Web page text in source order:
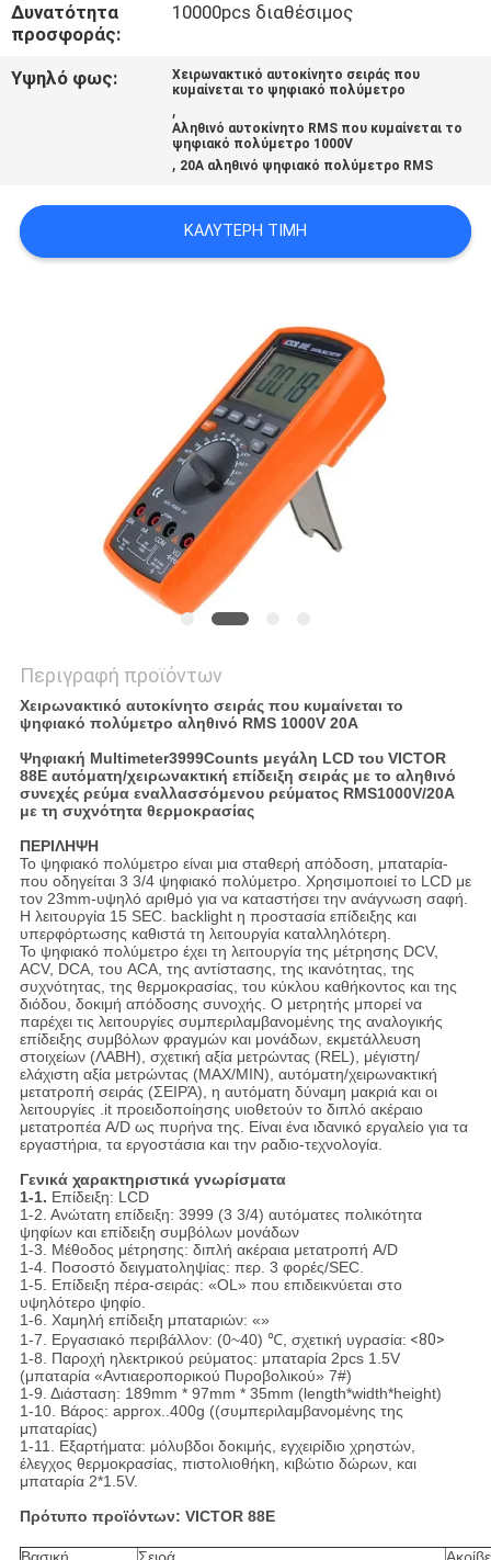
SITEMAP
Δυνατότητα
προσφοράς:
10000pcs διαθέσιμος
Υψηλό φως:
Χειρωνακτικό αυτοκίνητο σειράς που
κυμαίνεται το ψηφιακό πολύμετρο
,
Αληθινό αυτοκίνητο RMS που κυμαίνεται το
ψηφιακό πολύμετρο 1000V
, 20A αληθινό ψηφιακό πολύμετρο RMS
ΚΑΛΎΤΕΡΗ ΤΙΜΉ
Περιγραφή προϊόντων
Χειρωνακτικό αυτοκίνητο σειράς που κυμαίνεται το
ψηφιακό πολύμετρο αληθινό RMS 1000V 20A
Ψηφιακή Multimeter3999Counts μεγάλη LCD του VICTOR
88E αυτόματη/χειρωνακτική επίδειξη σειράς με το αληθινό
συνεχές ρεύμα εναλλασσόμενου ρεύματος RMS1000V/20A
με τη συχνότητα θερμοκρασίας
ΠΕΡΙΛΗΨΗ
Το ψηφιακό πολύμετρο είναι μια σταθερή απόδοση, μπαταρία-
που οδηγείται 3 3/4 ψηφιακό πολύμετρο. Χρησιμοποιεί το LCD με
τον 23mm-υψηλό αριθμό για να καταστήσει την ανάγνωση σαφή.
Η λειτουργία 15 SEC. backlight η προστασία επίδειξης και
υπερφόρτωσης καθιστά τη λειτουργία καταλληλότερη.
Το ψηφιακό πολύμετρο έχει τη λειτουργία της μέτρησης DCV,
ACV, DCA, του ACA, της αντίστασης, της ικανότητας, της
συχνότητας, της θερμοκρασίας, του κύκλου καθήκοντος και της
διόδου, δοκιμή απόδοσης συνοχής. Ο μετρητής μπορεί να
παρέχει τις λειτουργίες συμπεριλαμβανομένης της αναλογικής
επίδειξης συμβόλων φραγμών και μονάδων, εκμετάλλευση
στοιχείων (ΛΑΒΗ), σχετική αξία μετρώντας (REL), μέγιστη/
ελάχιστη αξία μετρώντας (MAX/MIN), αυτόματη/χειρωνακτική
μετατροπή σειράς (ΣΕΙΡΆ), η αυτόματη δύναμη μακριά και οι
λειτουργίες .it προειδοποίησης υιοθετούν το διπλό ακέραιο
μετατροπέα A/D ως πυρήνα της. Είναι ένα ιδανικό εργαλείο για τα
εργαστήρια, τα εργοστάσια και την ραδιο-τεχνολογία.
Γενικά χαρακτηριστικά γνωρίσματα
1-1. Επίδειξη: LCD
1-2. Ανώτατη επίδειξη: 3999 (3 3/4) αυτόματες πολικότητα
ψηφίων και επίδειξη συμβόλων μονάδων
1-3. Μέθοδος μέτρησης: διπλή ακέραια μετατροπή A/D
1-4. Ποσοστό δειγματοληψίας: περ. 3 φορές/SEC.
1-5. Επίδειξη πέρα-σειράς: «OL» που επιδεικνύεται στο
υψηλότερο ψηφίο.
1-6. Χαμηλή επίδειξη μπαταριών: «»
1-7. Εργασιακό περιβάλλον: (0~40) ℃, σχετική υγρασία: <80>
1-8. Παροχή ηλεκτρικού ρεύματος: μπαταρία 2pcs 1.5V
(μπαταρία «Αντιαεροπορικού Πυροβολικού» 7#)
1-9. Διάσταση: 189mm * 97mm * 35mm (length*width*height)
1-10. Βάρος: approx..400g ((συμπεριλαμβανομένης της
μπαταρίας)
1-11. Εξαρτήματα: μόλυβδοι δοκιμής, εγχειρίδιο χρηστών,
έλεγχος θερμοκρασίας, πιστολιοθήκη, κιβώτιο δώρων, και
μπαταρία 2*1.5V.
Πρότυπο προϊόντων: VICTOR 88E